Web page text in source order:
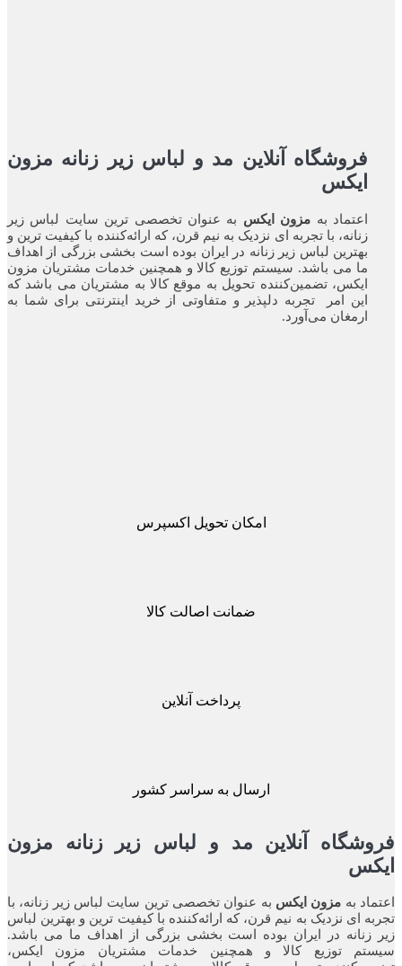
فروشگاه آنلاین مد و لباس زیر زنانه مزون
ایکس
اعتماد بهمزون ایکس به عنوان تخصصی ترین سایت لباس زیر
زنانه، با تجربه ای نزدیک به نیم قرن، که ارائه‌کننده با کیفیت ترین و
بهترین لباس زیر زنانه در ایران بوده ‌است بخشی بزرگی از اهداف
ما می باشد. سیستم توزیع کالا و همچنین خدمات مشتریان مزون
ایکس، تضمین‌کننده‌ تحویل به موقع کالا به مشتریان می باشد که
این امر تجربه‌ دلپذیر و متفاوتی از خرید اینترنتی برای شما به
ارمغان می‌آورد.
امکان تحویل اکسپرس
ضمانت اصالت کالا
پرداخت آنلاین
ارسال به سراسر کشور
آنلاین مد و لباس زیر زنانه مزون
بهمزون ایکس به عنوان تخصصی ترین سایت لباس زیر زنانه، با
ای نزدیک به نیم قرن، که ارائه‌کننده با کیفیت ترین و بهترین لباس
زنانه در ایران بوده ‌است بخشی بزرگی از اهداف ما می باشد.
توزیع کالا و همچنین خدمات مشتریان مزون ایکس،